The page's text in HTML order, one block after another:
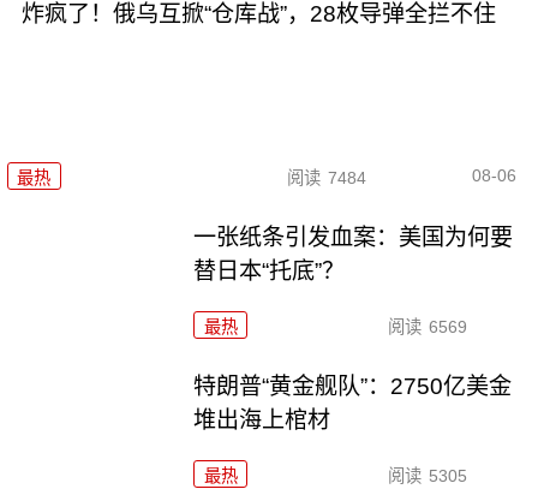
炸疯了！俄乌互掀“仓库战”，28枚导弹全拦不住
最热 阅读 7484 08-06
一张纸条引发血案：美国为何要
替日本“托底”？
最热 阅读 6569
特朗普“黄金舰队”：2750亿美金
堆出海上棺材
最热 阅读 5305